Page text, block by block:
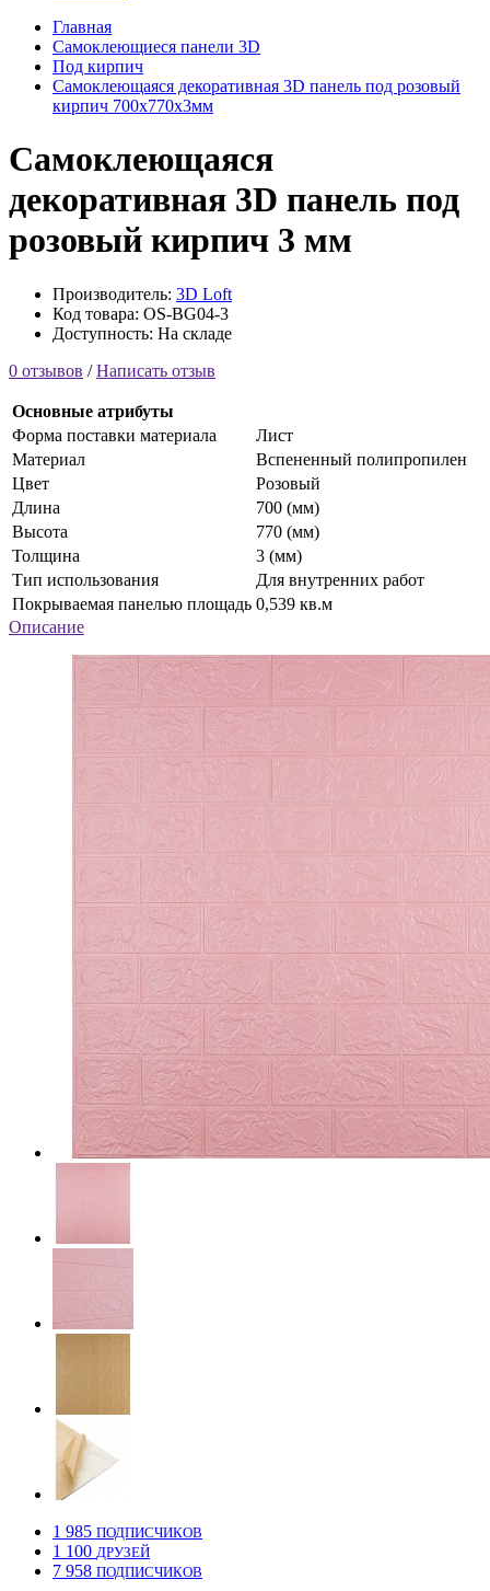
Главная
Самоклеющиеся панели 3D
Под кирпич
Самоклеющаяся декоративная 3D панель под розовый
кирпич 700x770x3мм
Самоклеющаяся
декоративная 3D панель под
розовый кирпич 3 мм
Производитель: 3D Loft
Код товара: OS-BG04-3
Доступность: На складе
0 отзывов /Написать отзыв
Основные атрибуты
Форма поставки материала
Лист
Материал
Вспененный полипропилен
Цвет
Розовый
Длина
700 (мм)
Высота
770 (мм)
Толщина
3 (мм)
Тип использования
Для внутренних работ
Покрываемая панелью площадь 0,539 кв.м
Описание
1 985 ПОДПИСЧИКОВ
1 100 ДРУЗЕЙ
7 958 ПОДПИСЧИКОВ